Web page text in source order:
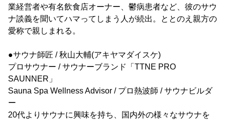
業経営者や有名飲食店オーナー、鬱病患者など、彼のサウ
ナ談義を聞いてハマってしまう人が続出。ととのえ親方の
愛称で親しまれる。
●サウナ師匠 / 秋山大輔(アキヤマダイスケ)
プロサウナー / サウナーブランド「TTNE PRO
SAUNNER」
Sauna Spa Wellness Advisor / プロ熱波師 / サウナビルダ
ー
20代よりサウナに興味を持ち、国内外の様々なサウナを